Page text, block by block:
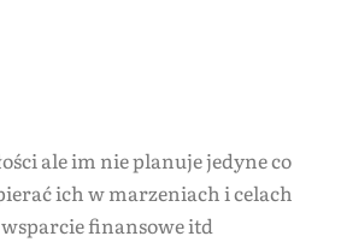
ale im nie planuje jedyne co
ich w marzeniach i celach
finansowe itd